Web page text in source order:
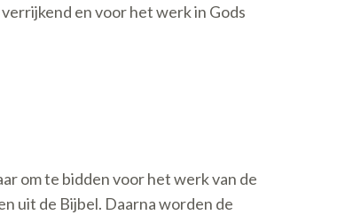
en voor het werk in Gods
om te bidden voor het werk van de
uit de Bijbel. Daarna worden de